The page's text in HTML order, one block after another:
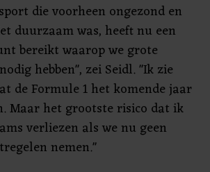
die voorheen ongezond en
duurzaam was, heeft nu een
bereikt waarop we grote
hebben", zei Seidl. "Ik zie
de Formule 1 het komende jaar
Maar het grootste risico dat ik
verliezen als we nu geen
nemen."